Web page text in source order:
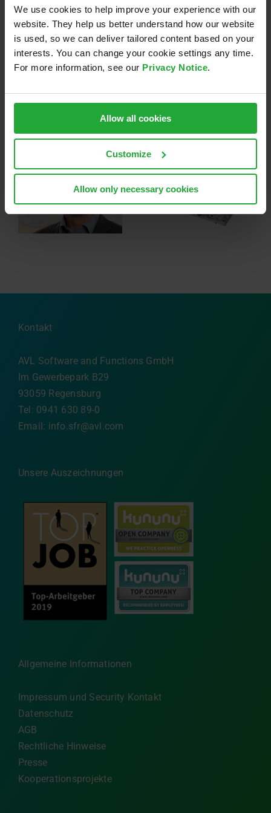
We use cookies to help improve your experience with our
website. They help us better understand how our website
is used, so we can deliver tailored content based on your
interests. You can change your cookie settings any time.
For more information, see our Privacy Notice.
Allow all cookies
Customize
Allow only necessary cookies
Share this:
LinkedIn
E-
Wechselrichter neu
gedacht: die Vorteile
von 800-Volt-SiC
(Siliziumkarbid)
Plattformen
Resilience Act
sicher meistern –
wir unterstützen Sie
Kontakt
AVL Software and Functions GmbH
Im Gewerbepark B29
93059 Regensburg
Tel: 0941 630 89-0
Email: info.sfr@avl.com
Unsere Auszeichnungen
Allgemeine Informationen
Impressum und Security Kontakt
Datenschutz
AGB
Rechtliche Hinweise
Presse
Kooperationsprojekte